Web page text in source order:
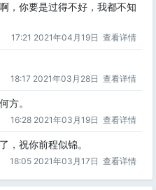
，你要是过得不好，我都不知
17:21 2021年04月19日 查看详情
18:17 2021年03月28日 查看详情
方。
16:28 2021年03月19日 查看详情
，祝你前程似锦。
18:05 2021年03月17日 查看详情